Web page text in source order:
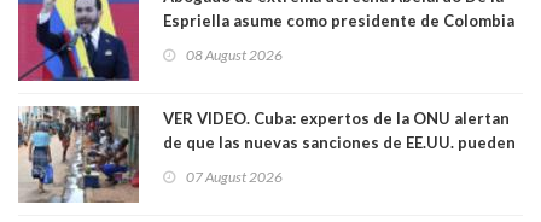
Espriella asume como presidente de Colombia
08 August 2026
VER VIDEO. Cuba: expertos de la ONU alertan
de que las nuevas sanciones de EE.UU. pueden
07 August 2026